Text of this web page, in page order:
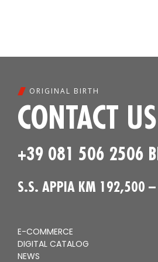
ORIGINAL BIRTH
CONTACT US
+39 081 506 2506
S.S. APPIA KM 192,500 –
E-COMMERCE
DIGITAL CATALOG
NEWS